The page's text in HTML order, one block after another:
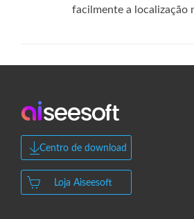
facilmente a localização
Centro de download
Loja Aiseesoft